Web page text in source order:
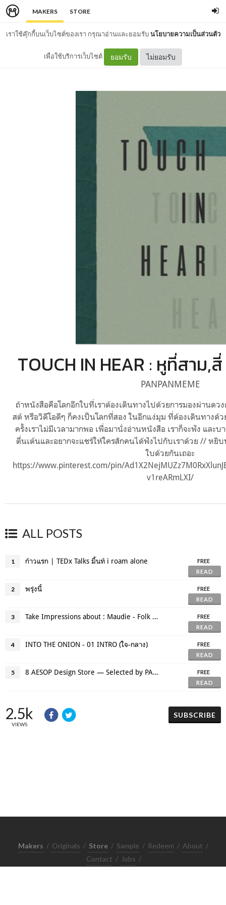
MAKERS STORE
เราใช้คุ๊กกี้บนเว็บไซต์ของเรา กรุณาอ่านและยอมรับนโยบายความเป็นส่วนตัว
เพื่อใช้บริการเว็บไซต์ ยอมรับ ไม่ยอมรับ
TOUCH IN HEAR : หูที่สาม,
PANPANMEME
ถ้าหนังสือคือโลกอีกใบที่เราต้องเดินทางไปด้วยการมองผ่านด
สต์ หรือวิดีโอดีๆ ก็คงเป็นโลกที่สอง ในอีกแง่มุม ที่ต้องเดินทางด้
ครั้งเราไม่มีเวลามากพอ เพื่อมานั่งอ่านหนังสือ เราก็จะฟัง และบ
ตื่นเต้นและอยากจะแชร์ให้ใครสักคนได้ฟังไปกับเราด้วย // หยิ
ใบด้วยกันเถอะ
https://www.pinterest.com/pin/
v1reARmLXI/
ALL POSTS
1 ก้าวแรก | TEDx Talks มิ้นท์ i roam alone
FREE
READ
2 พรุ่งนี้
FREE
READ
3 Take Impressions about : Maudie - Folk Artist
FREE
READ
4 INTO THE ONION - 01 INTRO (ใจ-กลาง)
FREE
READ
5 8 AESOP Design Store — Selected by PANPANMEME
FREE
READ
2.5k
VIEWS
SUBSCRIBE
Makers / Originals / Store / Sample / Redeem / About /
Contact / Jobs /